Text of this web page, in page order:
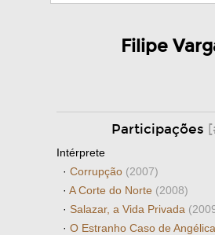
Filipe
Participações
Intérprete
· Corrupção (2007)
· A Corte do Norte (2008)
· Salazar, a Vida Privada
· O Estranho Caso de Angélica